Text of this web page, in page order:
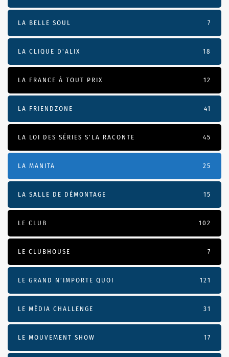
LA BELLE SOUL 7
LA CLIQUE D'ALIX 18
LA FRANCE À TOUT PRIX 12
LA FRIENDZONE 41
LA LOI DES SÉRIES S'LA RACONTE 45
LA MANITA 25
LA SALLE DE DÉMONTAGE 15
LE CLUB 102
LE CLUBHOUSE 7
LE GRAND N’IMPORTE QUOI 121
LE MÉDIA CHALLENGE 31
LE MOUVEMENT SHOW 17